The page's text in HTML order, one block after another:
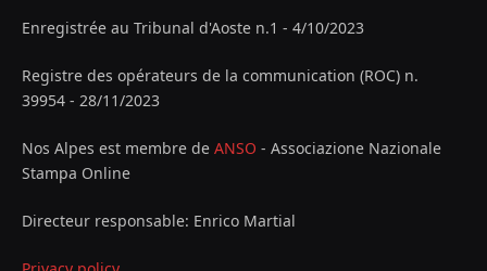
Enregistrée au Tribunal d'Aoste n.1 - 4/10/2023
Registre des opérateurs de la communication (ROC) n.
39954 - 28/11/2023
Nos Alpes est membre de ANSO - Associazione Nazionale
Stampa Online
Directeur responsable: Enrico Martial